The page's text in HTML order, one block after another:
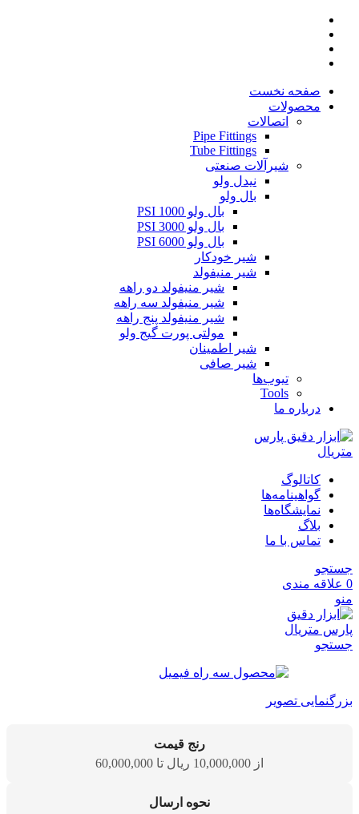
صفحه نخست
محصولات
اتصالات
Pipe Fittings
Tube Fittings
شیرآلات صنعتی
نیدل ولو
بال ولو
بال ولو 1000 PSI
بال ولو 3000 PSI
بال ولو 6000 PSI
شیر خودکار
شیر منیفولد
شیر منیفولد دو راهه
شیر منیفولد سه راهه
شیر منیفولد پنج راهه
مولتی پورت گیج ولو
شیر اطمینان
شیر صافی
تیوب‌ها
Tools
درباره ما
کاتالوگ
گواهینامه‌ها
نمایشگاه‌ها
بلاگ
تماس با ما
جستجو
0 علاقه مندی
منو
جستجو
بزرگنمایی تصویر
رنج قیمت
از 10,000,000 ریال تا 60,000,000
نحوه ارسال